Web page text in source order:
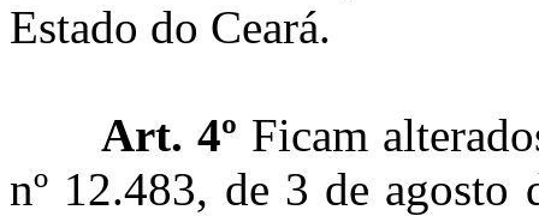
Estado do Ceará.
Art. 4º Ficam
nº 12.483, de 3 de agosto